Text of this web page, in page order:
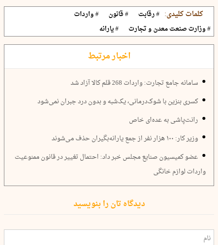
کلمات کلیدی: # رقابت # قانون
# واردات
# وزارت صنعت معدن و تجارت
# یارانه
اخبار مرتبط
سامانه جامع تجارت: واردات 268 قلم کالا آزاد شد
کسری بنزین با شوک‌درمانی، یک‌شبه و بدون درد جبران نمی‌شود
رانت‌پاشی به عده‌ای خاص
وزیر کار: ۱۰۰ هزار نفر از جمع یارانه‌بگیران حذف می‌شوند
عضو کمیسیون صنایع مجلس خبر داد: احتمال تغییر در قانون ممنوعیت
واردات لوازم خانگی
دیدگاه تان را بنویسید